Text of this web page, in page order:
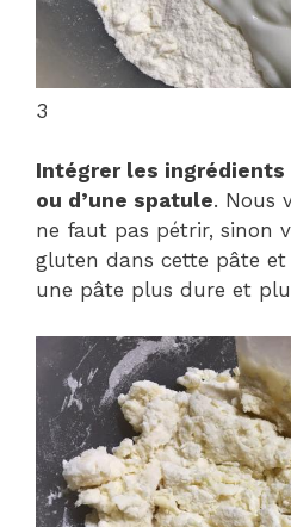
3
Intégrer les ingrédients
ou d’une spatule. Nous
ne faut pas pétrir, sinon
gluten dans cette pâte
une pâte plus dure et